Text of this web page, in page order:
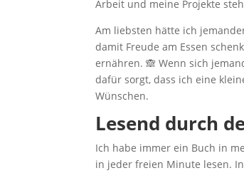
Arbeit und meine Projekte
Am liebsten hätte ich
damit Freude am Essen
ernähren. 🙈 Wenn sich
dafür sorgt, dass ich eine
Wünschen.
Lesend durch
Ich habe immer ein Buch in
in jeder freien Minute lesen.